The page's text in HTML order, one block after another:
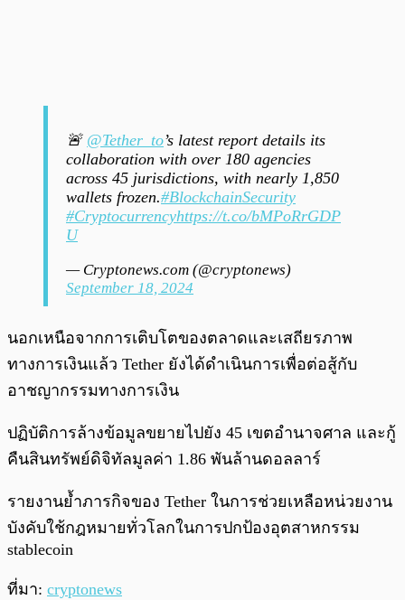
🚨 @Tether_to’s latest report details its
collaboration with over 180 agencies
across 45 jurisdictions, with nearly 1,850
wallets frozen.#BlockchainSecurity
#Cryptocurrencyhttps://t.co/bMPoRrGDP
U
— Cryptonews.com (@cryptonews)
September 18, 2024
นอกเหนือจากการเติบโตของตลาดและเสถียรภาพ
ทางการเงินแล้ว Tether ยังได้ดำเนินการเพื่อต่อสู้กับ
อาชญากรรมทางการเงิน
ปฏิบัติการล้างข้อมูลขยายไปยัง 45 เขตอำนาจศาล และกู้
คืนสินทรัพย์ดิจิทัลมูลค่า 1.86 พันล้านดอลลาร์
รายงานย้ำภารกิจของ Tether ในการช่วยเหลือหน่วยงาน
บังคับใช้กฎหมายทั่วโลกในการปกป้องอุตสาหกรรม
stablecoin
ที่มา: cryptonews